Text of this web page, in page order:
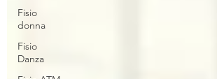
Fisio
donna
Fisio
Danza